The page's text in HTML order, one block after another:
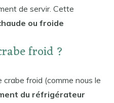
de servir. Cette
ou froide
froid ?
froid (comme nous le
du réfrigérateur